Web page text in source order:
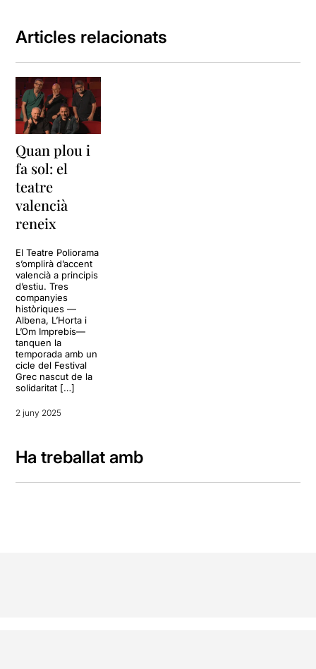
Articles relacionats
Quan plou i
fa sol: el
teatre
valencià
reneix
El Teatre Poliorama
s’omplirà d’accent
valencià a principis
d’estiu. Tres
companyies
històriques —
Albena, L’Horta i
L’Om Imprebís—
tanquen la
temporada amb un
cicle del Festival
Grec nascut de la
solidaritat […]
2 juny 2025
Ha treballat amb